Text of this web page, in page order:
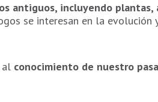
antiguos, incluyendo plantas,
se interesan en la
al conocimiento de nuestro